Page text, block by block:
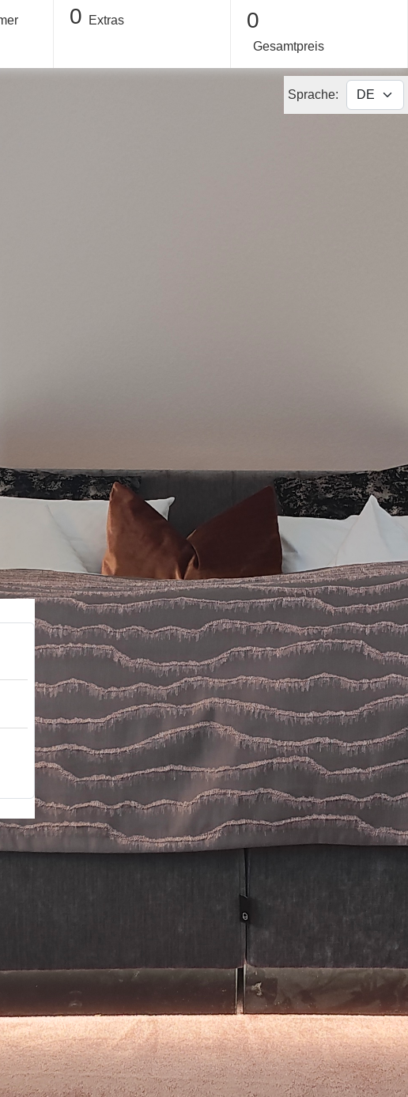
0 Extras 0
Gesamtpreis
Sprache: